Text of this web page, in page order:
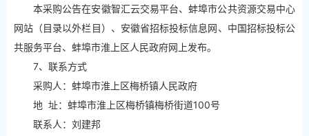
本采购公告在安徽智汇云交易平台、蚌埠市公共资源交易中心
网站（目录以外栏目）、安徽省招标投标信息网、中国招标投标公
共服务平台、蚌埠市淮上区人民政府网上发布。
7、联系方式
采购人：蚌埠市淮上区梅桥镇人民政府
地 址：蚌埠市淮上区梅桥镇梅桥街道100号
联系人：刘建邦